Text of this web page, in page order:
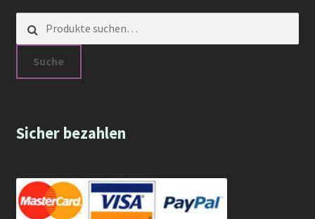
Suche nach:
Suche
Sicher bezahlen